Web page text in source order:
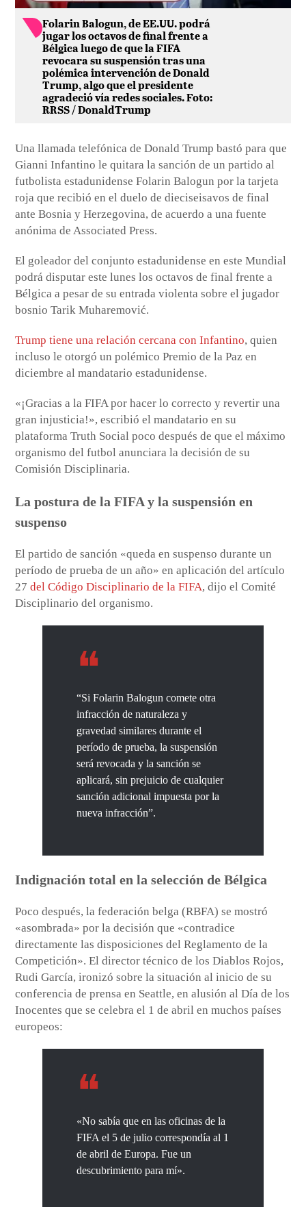
Folarin Balogun, de EE.UU. podrá
jugar los octavos de final frente a
Bélgica luego de que la FIFA
revocara su suspensión tras una
polémica intervención de Donald
Trump, algo que el presidente
agradeció vía redes sociales. Foto:
RRSS / DonaldTrump
Una llamada telefónica de Donald Trump bastó para que
Gianni Infantino le quitara la sanción de un partido al
futbolista estadunidense Folarin Balogun por la tarjeta
roja que recibió en el duelo de dieciseisavos de final
ante Bosnia y Herzegovina, de acuerdo a una fuente
anónima de Associated Press.
El goleador del conjunto estadunidense en este Mundial
podrá disputar este lunes los octavos de final frente a
Bélgica a pesar de su entrada violenta sobre el jugador
bosnio Tarik Muharemović.
Trump tiene una relación cercana con Infantino, quien
incluso le otorgó un polémico Premio de la Paz en
diciembre al mandatario estadunidense.
«¡Gracias a la FIFA por hacer lo correcto y revertir una
gran injusticia!», escribió el mandatario en su
plataforma Truth Social poco después de que el máximo
organismo del futbol anunciara la decisión de su
Comisión Disciplinaria.
La postura de la FIFA y la suspensión en
suspenso
El partido de sanción «queda en suspenso durante un
período de prueba de un año» en aplicación del artículo
27del Código Disciplinario de la FIFA, dijo el Comité
Disciplinario del organismo.
“Si Folarin Balogun comete otra
infracción de naturaleza y
gravedad similares durante el
período de prueba, la suspensión
será revocada y la sanción se
aplicará, sin prejuicio de cualquier
sanción adicional impuesta por la
nueva infracción”.
Indignación total en la selección de Bélgica
Poco después, la federación belga (RBFA) se mostró
«asombrada» por la decisión que «contradice
directamente las disposiciones del Reglamento de la
Competición». El director técnico de los Diablos Rojos,
Rudi García, ironizó sobre la situación al inicio de su
conferencia de prensa en Seattle, en alusión al Día de los
Inocentes que se celebra el 1 de abril en muchos países
europeos:
«No sabía que en las oficinas de la
FIFA el 5 de julio correspondía al 1
de abril de Europa. Fue un
descubrimiento para mí».